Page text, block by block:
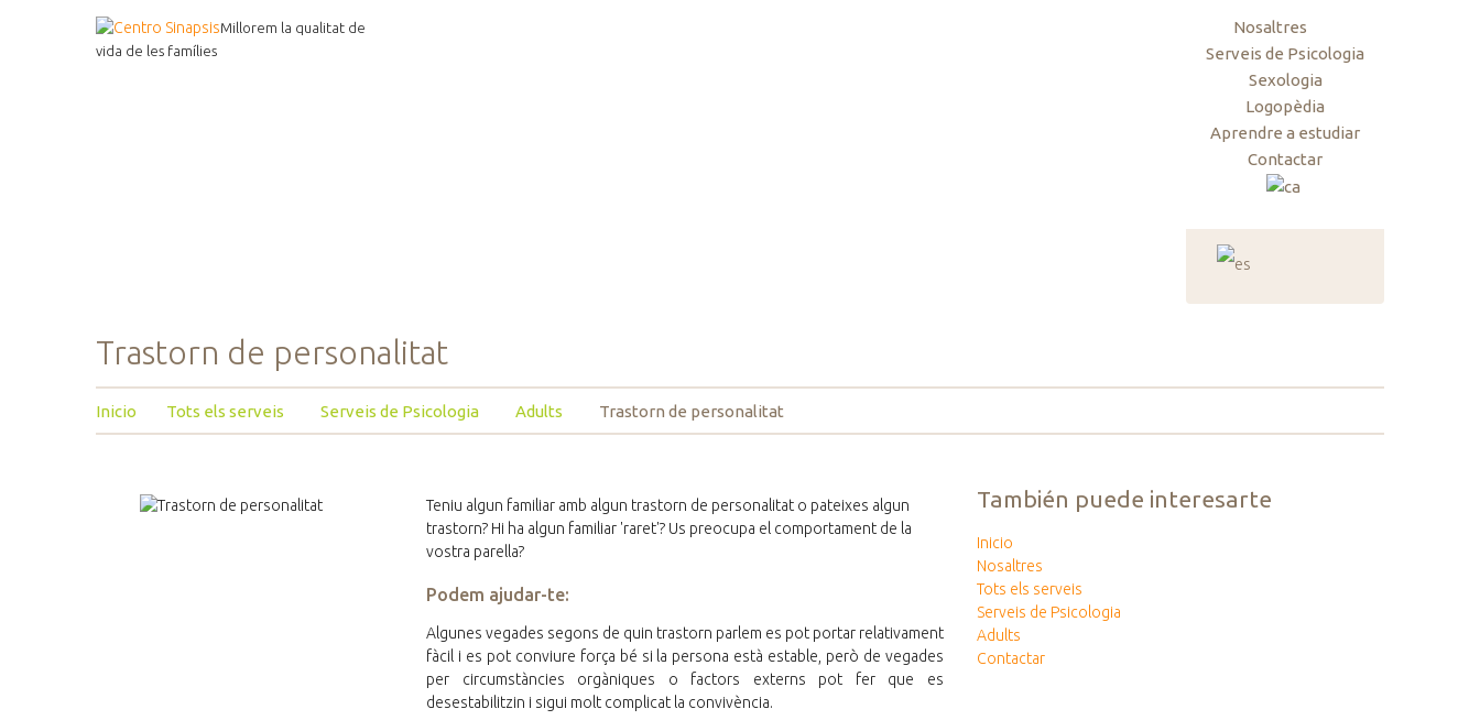
Millorem la qualitat de
vida de les famílies
Nosaltres
Serveis de Psicologia
Sexologia
Logopèdia
Aprendre a estudiar
Contactar
Trastorn de personalitat
Inicio Tots els serveis Serveis de Psicologia Adults Trastorn de personalitat
Teniu algun familiar amb algun trastorn de personalitat o pateixes algun
trastorn? Hi ha algun familiar 'raret'? Us preocupa el comportament de la
vostra parella?
Podem ajudar-te:
Algunes vegades segons de quin trastorn parlem es pot portar relativament
fàcil i es pot conviure força bé si la persona està estable, però de vegades
per circumstàncies orgàniques o factors externs pot fer que es
desestabilitzin i sigui molt complicat la convivència.
También puede interesarte
Inicio
Nosaltres
Tots els serveis
Serveis de Psicologia
Adults
Contactar